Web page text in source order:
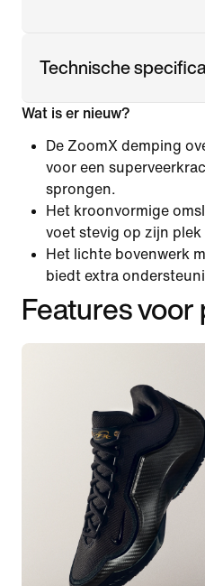
Technische
Wat is er nieuw?
De ZoomX demping
voor een
sprongen.
Het kroonvormige
voet stevig op zijn
Het lichte bovenwerk
biedt extra
Features